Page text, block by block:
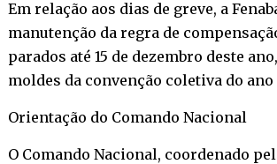
Em relação aos dias de greve, a
manutenção da regra de
parados até 15 de dezembro deste
moldes da convenção coletiva do ano
Orientação do Comando Nacional
O Comando Nacional, coordenado